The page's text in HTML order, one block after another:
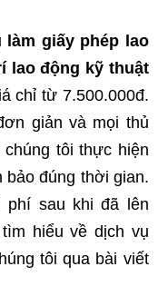
làm giấy phép lao
lao động kỹ thuật
chỉ từ 7.500.000đ.
giản và mọi thủ
tôi thực hiện
bảo đúng thời gian.
phí sau khi đã lên
hiểu về dịch vụ
tôi qua bài viết